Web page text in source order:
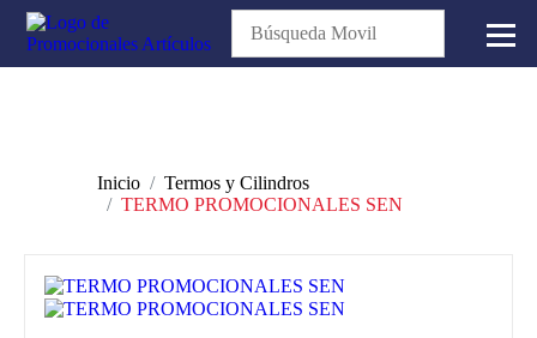
Inicio
Termos y Cilindros
TERMO PROMOCIONALES SEN